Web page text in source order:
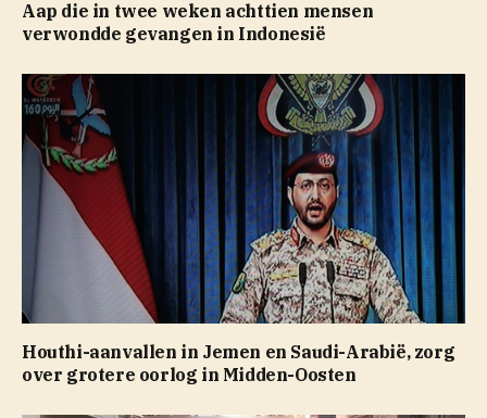
Aap die in twee weken achttien mensen
verwondde gevangen in Indonesië
Houthi-aanvallen in Jemen en Saudi-Arabië, zorg
over grotere oorlog in Midden-Oosten